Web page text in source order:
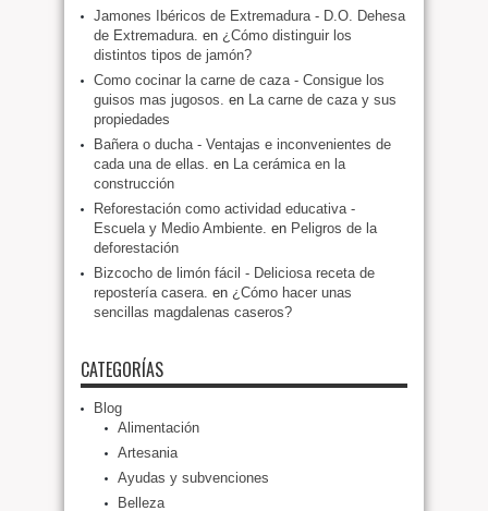
Jamones Ibéricos de Extremadura - D.O. Dehesa
de Extremadura. en ¿Cómo distinguir los
distintos tipos de jamón?
Como cocinar la carne de caza - Consigue los
guisos mas jugosos. en La carne de caza y sus
propiedades
Bañera o ducha - Ventajas e inconvenientes de
cada una de ellas. en La cerámica en la
construcción
Reforestación como actividad educativa -
Escuela y Medio Ambiente. en Peligros de la
deforestación
Bizcocho de limón fácil - Deliciosa receta de
repostería casera. en ¿Cómo hacer unas
sencillas magdalenas caseros?
CATEGORÍAS
Blog
Alimentación
Artesania
Ayudas y subvenciones
Belleza